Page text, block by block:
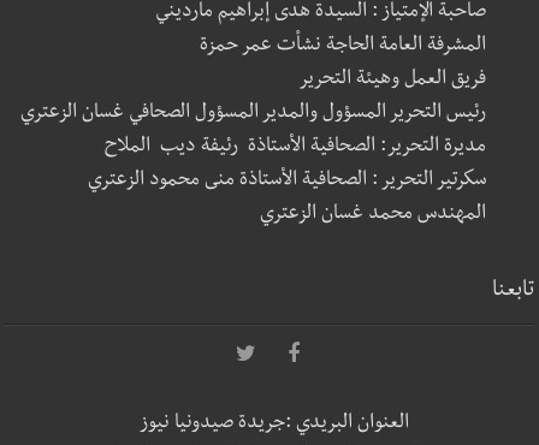
صاحبة الإمتياز : السيدة هدى إبراهيم مارديني
المشرفة العامة الحاجة نشأت عمر حمزة
فريق العمل وهيئة التحرير
رئيس التحرير المسؤول والمدير المسؤول الصحافي غسان الزعتري
مديرة التحرير: الصحافية الأستاذة رئيفة ديب الملاح
سكرتير التحرير : الصحافية الأستاذة منى محمود الزعتري
المهندس محمد غسان الزعتري
تابعنا
العنوان البريدي :جريدة صيدونيا نيوز